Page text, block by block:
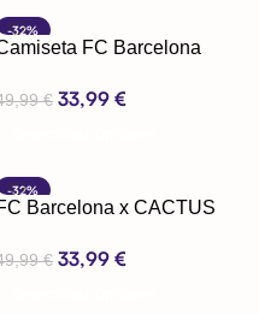
-32%
FC Barcelona
€ 33,99 €
-32%
Barcelona x CACTUS
Scott )
€ 33,99 €